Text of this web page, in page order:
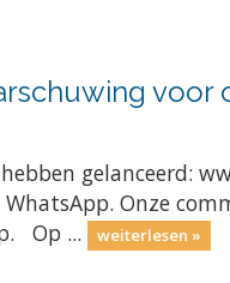
voor
gelanceerd:
Onze
Op ...
weiterlesen »